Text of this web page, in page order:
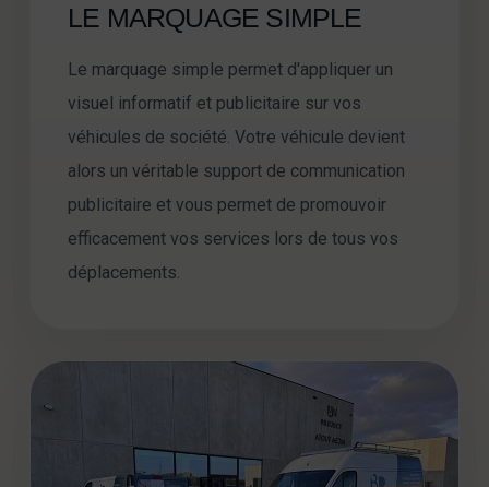
LE MARQUAGE SIMPLE
Le marquage simple permet d'appliquer un
visuel informatif et publicitaire sur vos
véhicules de société. Votre véhicule devient
alors un véritable support de communication
publicitaire et vous permet de promouvoir
efficacement vos services lors de tous vos
déplacements.